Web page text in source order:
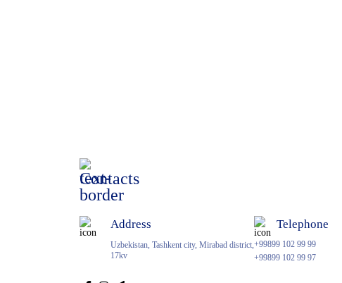
Contacts
Address
Uzbekistan, Tashkent city, Mirabad district,
17kv
Telephone
+99899 102 99 99
+99899 102 99 97